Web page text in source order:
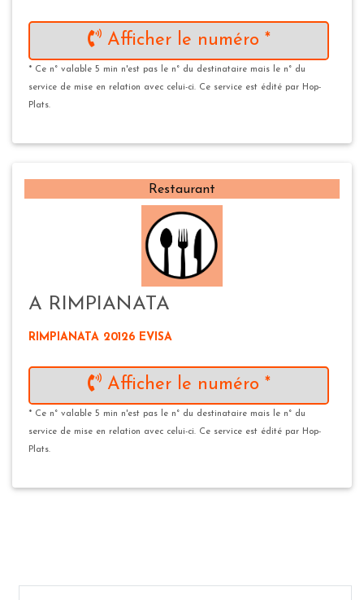
Afficher le numéro *
* Ce n° valable 5 min n'est pas le n° du destinataire mais le n° du
service de mise en relation avec celui-ci. Ce service est édité par Hop-
Plats.
Restaurant
A RIMPIANATA
RIMPIANATA 20126 EVISA
Afficher le numéro *
* Ce n° valable 5 min n'est pas le n° du destinataire mais le n° du
service de mise en relation avec celui-ci. Ce service est édité par Hop-
Plats.